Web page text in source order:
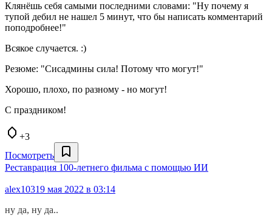
Клянёшь себя самыми последними словами: "Ну почему я
тупой дебил не нашел 5 минут, что бы написать комментарий
поподробнее!"
Всякое случается. :)
Резюме: "Сисадмины сила! Потому что могут!"
Хорошо, плохо, по разному - но могут!
С праздником!
+3
Посмотреть
Реставрация 100-летнего фильма с помощью ИИ
alex10319 мая 2022 в 03:14
ну да, ну да..